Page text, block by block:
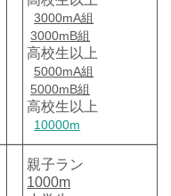
3000mA組
3000mB組
高校生以上
5000mA組
5000mB組
高校生以上
10000m
親子ラン
1000m